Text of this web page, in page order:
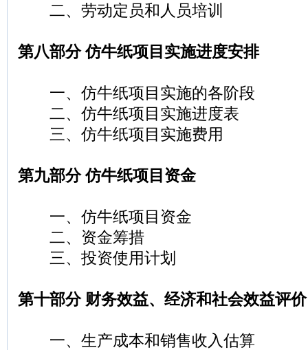
二、劳动定员和人员培训
第八部分 仿牛纸项目实施进度安排
一、仿牛纸项目实施的各阶段
二、仿牛纸项目实施进度表
三、仿牛纸项目实施费用
第九部分 仿牛纸项目资金
一、仿牛纸项目资金
二、资金筹措
三、投资使用计划
第十部分 财务效益、经济和社会效益评价
一、生产成本和销售收入估算